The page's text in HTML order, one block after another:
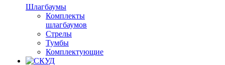
Шлагбаумы
Комплекты
шлагбаумов
Стрелы
Тумбы
Комплектующие